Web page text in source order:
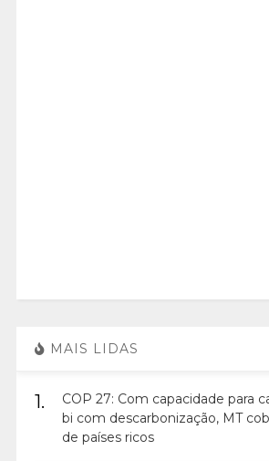
MAIS LIDAS
1.
COP 27: Com capacidade para
bi com descarbonização, MT
de países ricos